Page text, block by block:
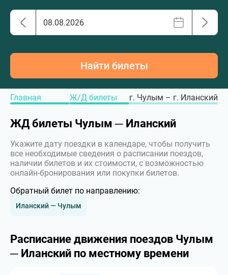
Найти билеты
Главная Ж/Д билеты г. Чулым – г. Иланский
ЖД билеты Чулым ─ Иланский
Укажите дату поездки в календаре, чтобы получить
все необходимые сведения о расписании поездов,
наличии билетов и их стоимости, с возможностью
онлайн-бронирования или покупки билетов.
Обратный билет по направлению:
Иланский — Чулым
Расписание движения поездов Чулым
─ Иланский по местному времени